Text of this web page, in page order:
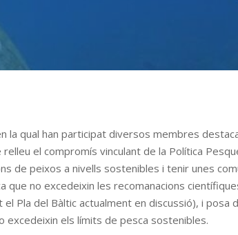
la qual han participat diversos membres
el compromís vinculant de la Política
de peixos a nivells sostenibles i tenir unes
no excedeixin les recomanacions
Pla del Bàltic actualment en discussió), i
excedeixin els límits de pesca sostenibles.